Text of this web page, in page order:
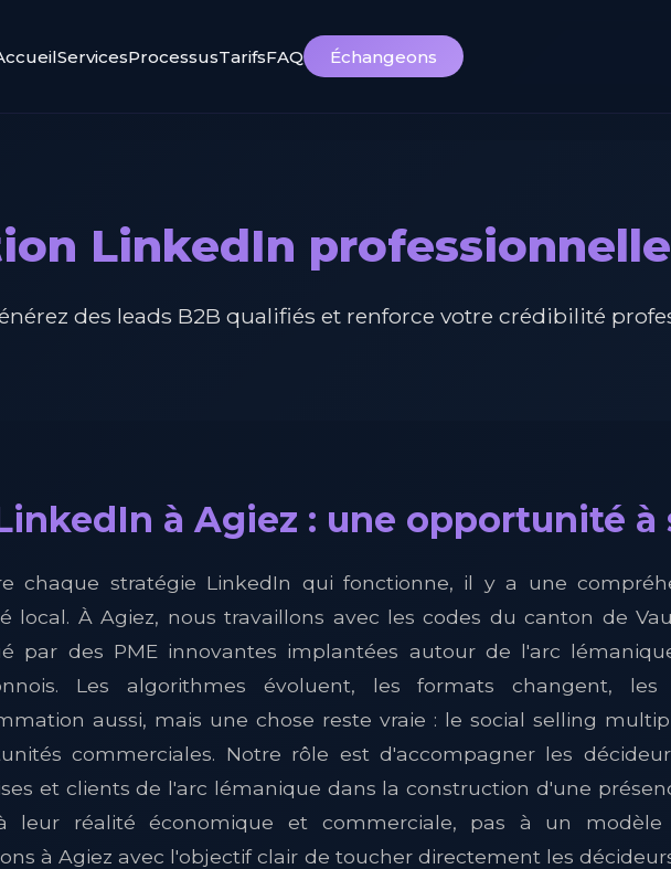
ServicesProcessusTarifsFAQ Échangeons
LinkedIn
des leads B2B qualifiés et renforce votre crédibilité
à Agiez : une opportunité à
chaque stratégie LinkedIn qui fonctionne, il y a une
local. À Agiez, nous travaillons avec les codes du canton de
par des PME innovantes implantées autour de l'arc
Les algorithmes évoluent, les formats changent,
aussi, mais une chose reste vraie : le social selling
commerciales. Notre rôle est d'accompagner les
et clients de l'arc lémanique dans la construction d'une
leur réalité économique et commerciale, pas à un modèle
à Agiez avec l'objectif clair de toucher directement les